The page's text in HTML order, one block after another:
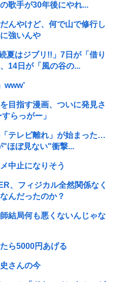
歌手が30年後にやれ...
んやけど、何で山で修行し
強いんや
夏はジブリ!!」7日が「借り
14日が「風の谷の...
www’
目指す漫画、ついに発見さ
らっがー」
テレビ離れ」が始まった…
"ほぼ見ない"衝撃...
中止になりそう
、フィジカル全然関係なく
んだったのか？
結局何も悪くないんじゃな
ら5000円あげる
さんの今